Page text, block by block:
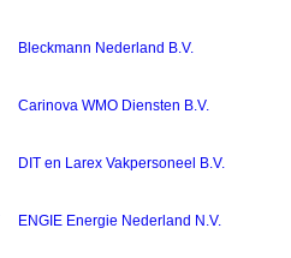
Bleckmann Nederland B.V.
Carinova WMO Diensten B.V.
DIT en Larex Vakpersoneel B.V.
ENGIE Energie Nederland N.V.